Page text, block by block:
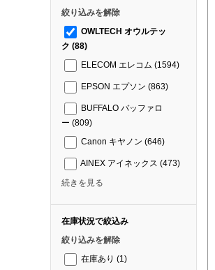
絞り込みを解除
OWLTECH オウルテッ
ク (88)
ELECOM エレコム (1594)
EPSON エプソン (863)
BUFFALO バッファロ
ー (809)
Canon キヤノン (646)
AINEX アイネックス (473)
続きを見る
在庫状況で絞込み
絞り込みを解除
在庫あり (1)